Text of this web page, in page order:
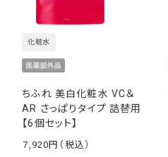
ちふれ 美白化粧水 VC＆
AR さっぱりタイプ 詰替用
【6個セット】
化粧水
7,920